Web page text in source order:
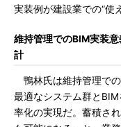
実装例が建設業での“使
維持管理でのBIM実装
計
鴨林氏は維持管理で
最適なシステム群と
率化の実現だ。蓄積さ